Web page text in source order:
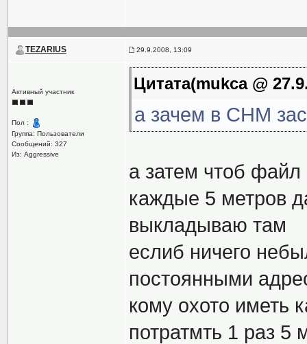
TEZARIUS 29.9.2008, 13:09
Активный участник
Пол :
Группа: Пользователи
Сообщений: 327
Из: Aggressive
Цитата(mukca @
а зачем в CHM
а затем чтоб
каждые 5 метров
выкладываю там
еслиб ничего
постоянными
кому охото иметь
потратмть 1 раз 5